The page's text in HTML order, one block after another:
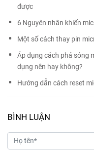
được
6 Nguyên nhân khiến
Một số cách thay pin
Áp dụng cách phá sóng
dụng nên hay không?
Hướng dẫn cách reset
BÌNH LUẬN